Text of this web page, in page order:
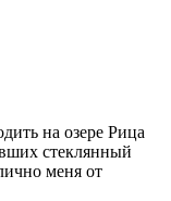
на озере Рица
стеклянный
меня от